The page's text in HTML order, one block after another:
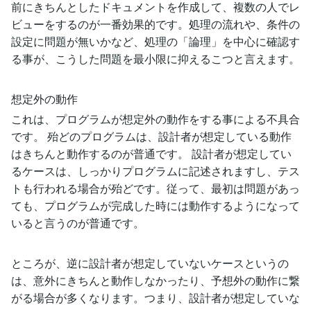
前にきちんとしたドキュメントを作成して、複数の人でレ
ビューをするのが一番効果的です。処理の流れや、条件の
設定に問題が無いかなど、処理の「論理」を中心に確認す
る事が、こうした問題を最小限に抑えるこつと言えます。
想定外の動作
これは、プログラムが想定外の動作をする事による不具合
です。 殆どのプログラムは、設計者が想定している動作
はきちんと動作するのが普通です。 設計者が想定してい
るケースは、しっかりプログラムに記述されますし、テス
トも行われる場合が殆どです。従って、最初は問題があっ
ても、プログラムが完成した時には動作するようになって
いると言うのが普通です。
ところが、逆に設計者が想定していないケースというの
は、意外にきちんと動作しなかったり、予想外の動作に繋
がる場合が多くなります。つまり、設計者が想定していな